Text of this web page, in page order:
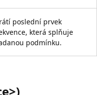
poslední prvek
která splňuje
podmínku.